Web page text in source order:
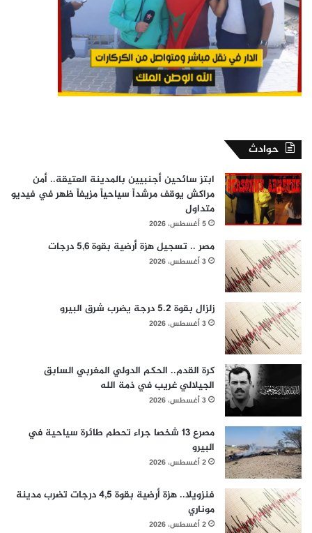
حوادث
ابتز سائحين أجنبيين بالمدينة العتيقة.. أمن
مراكش يوقف مرشداً سياحياً مزيفاً ظهر في فيديو
متداول
5 أغسطس، 2026
مصر .. تسجيل هزة أرضية بقوة 5,6 درجات
3 أغسطس، 2026
زلزال بقوة 5.2 درجة يضرب شرق البيرو
3 أغسطس، 2026
كرة القدم.. الحكم الدولي المغربي السابق
الجيلالي غريب في ذمة الله
3 أغسطس، 2026
مصرع 13 شخصا جراء تحطم طائرة سياحية في
البيرو
2 أغسطس، 2026
فنزويلا.. هزة أرضية بقوة 4,5 درجات تضرب مدينة
موناري
2 أغسطس، 2026